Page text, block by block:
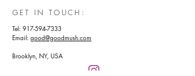
GET IN TOUCH:
Tel: 917-594-7333
Email: good@goodmush.com
Brooklyn, NY, USA